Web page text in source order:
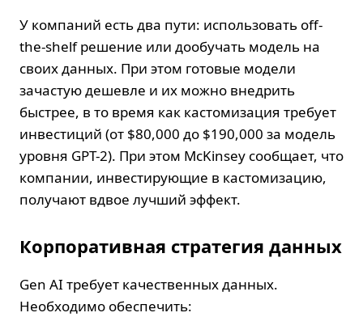
У компаний есть два пути: использовать off-
the-shelf решение или дообучать модель на
своих данных. При этом готовые модели
зачастую дешевле и их можно внедрить
быстрее, в то время как кастомизация требует
инвестиций (от $80,000 до $190,000 за модель
уровня GPT-2). При этом McKinsey сообщает, что
компании, инвестирующие в кастомизацию,
получают вдвое лучший эффект.
Корпоративная стратегия данных
Gen AI требует качественных данных.
Необходимо обеспечить: